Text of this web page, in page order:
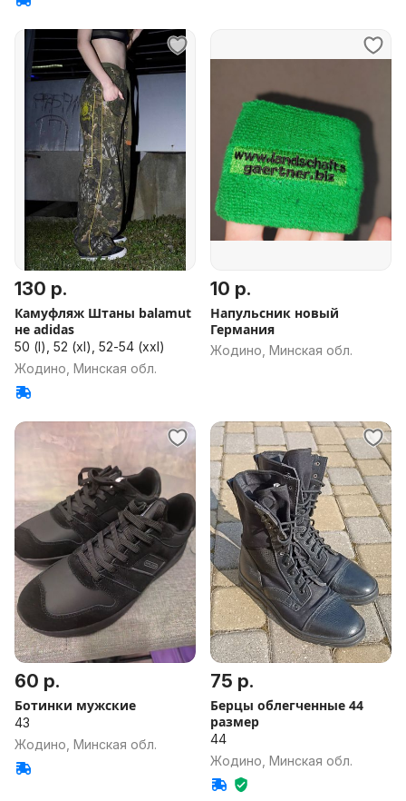
130 р.
Камуфляж Штаны balamut
не adidas
50 (l), 52 (xl), 52-54 (xxl)
Жодино, Минская обл.
10 р.
Напульсник новый
Германия
Жодино, Минская обл.
60 р.
Ботинки мужские
43
Жодино, Минская обл.
75 р.
Берцы облегченные 44
размер
44
Жодино, Минская обл.